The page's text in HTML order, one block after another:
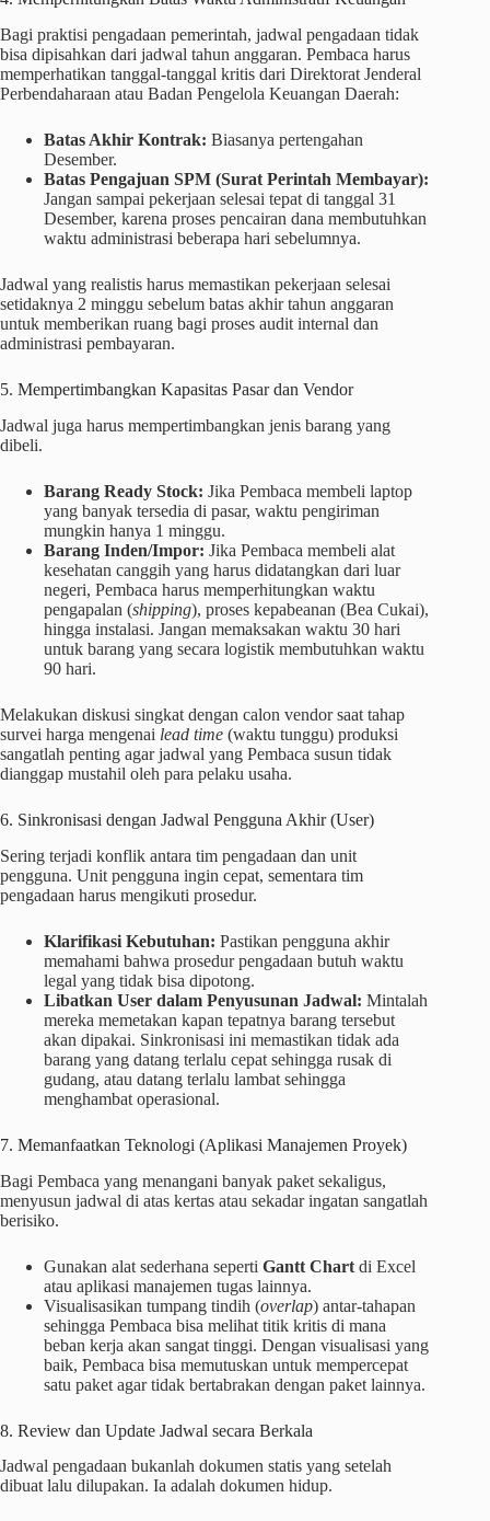
Bagi praktisi pengadaan pemerintah, jadwal pengadaan tidak
bisa dipisahkan dari jadwal tahun anggaran. Pembaca harus
memperhatikan tanggal-tanggal kritis dari Direktorat Jenderal
Perbendaharaan atau Badan Pengelola Keuangan Daerah:
Batas Akhir Kontrak: Biasanya pertengahan
Desember.
Batas Pengajuan SPM (Surat Perintah Membayar):
Jangan sampai pekerjaan selesai tepat di tanggal 31
Desember, karena proses pencairan dana membutuhkan
waktu administrasi beberapa hari sebelumnya.
Jadwal yang realistis harus memastikan pekerjaan selesai
setidaknya 2 minggu sebelum batas akhir tahun anggaran
untuk memberikan ruang bagi proses audit internal dan
administrasi pembayaran.
5. Mempertimbangkan Kapasitas Pasar dan Vendor
Jadwal juga harus mempertimbangkan jenis barang yang
dibeli.
Barang Ready Stock: Jika Pembaca membeli laptop
yang banyak tersedia di pasar, waktu pengiriman
mungkin hanya 1 minggu.
Barang Inden/Impor: Jika Pembaca membeli alat
kesehatan canggih yang harus didatangkan dari luar
negeri, Pembaca harus memperhitungkan waktu
pengapalan (shipping), proses kepabeanan (Bea Cukai),
hingga instalasi. Jangan memaksakan waktu 30 hari
untuk barang yang secara logistik membutuhkan waktu
90 hari.
Melakukan diskusi singkat dengan calon vendor saat tahap
survei harga mengenai lead time (waktu tunggu) produksi
sangatlah penting agar jadwal yang Pembaca susun tidak
dianggap mustahil oleh para pelaku usaha.
6. Sinkronisasi dengan Jadwal Pengguna Akhir (User)
Sering terjadi konflik antara tim pengadaan dan unit
pengguna. Unit pengguna ingin cepat, sementara tim
pengadaan harus mengikuti prosedur.
Klarifikasi Kebutuhan: Pastikan pengguna akhir
memahami bahwa prosedur pengadaan butuh waktu
legal yang tidak bisa dipotong.
Libatkan User dalam Penyusunan Jadwal: Mintalah
mereka memetakan kapan tepatnya barang tersebut
akan dipakai. Sinkronisasi ini memastikan tidak ada
barang yang datang terlalu cepat sehingga rusak di
gudang, atau datang terlalu lambat sehingga
menghambat operasional.
7. Memanfaatkan Teknologi (Aplikasi Manajemen Proyek)
Bagi Pembaca yang menangani banyak paket sekaligus,
menyusun jadwal di atas kertas atau sekadar ingatan sangatlah
berisiko.
Gunakan alat sederhana seperti Gantt Chart di Excel
atau aplikasi manajemen tugas lainnya.
Visualisasikan tumpang tindih (overlap) antar-tahapan
sehingga Pembaca bisa melihat titik kritis di mana
beban kerja akan sangat tinggi. Dengan visualisasi yang
baik, Pembaca bisa memutuskan untuk mempercepat
satu paket agar tidak bertabrakan dengan paket lainnya.
8. Review dan Update Jadwal secara Berkala
Jadwal pengadaan bukanlah dokumen statis yang setelah
dibuat lalu dilupakan. Ia adalah dokumen hidup.